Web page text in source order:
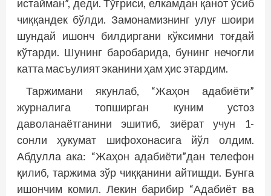
истайман”, деди. Тўғриси, елкамдан қанот ўсиб
чиққандек бўлди. Замонамизнинг улуғ шоири
шундай ишонч билдиргани кўксимни тоғдай
кўтарди. Шунинг баробарида, бунинг нечоғли
катта масъулият эканини ҳам ҳис этардим.
Таржимани якунлаб, “Жаҳон адабиёти”
журналига топширган куним устоз
даволанаётганини эшитиб, зиёрат учун 1-
сонли ҳукумат шифохонасига йўл олдим.
Абдулла ака: “Жаҳон адабиёти”дан телефон
қилиб, таржима зўр чиққанини айтишди. Бунга
ишончим комил. Лекин барибир “Адабиёт ва